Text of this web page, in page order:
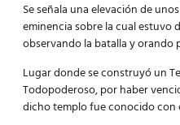
Se señala una elevación de
eminencia sobre la cual estuvo
observando la batalla y orando
Lugar donde se construyó un
Todopoderoso, por haber
dicho templo fue conocido con